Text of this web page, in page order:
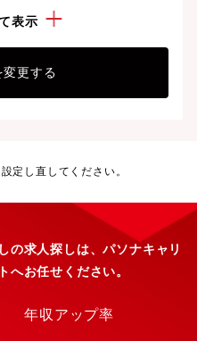
表示
更する
定し直してください。
の求人探しは、パソナキャリ
へお任せください。
年収アップ率